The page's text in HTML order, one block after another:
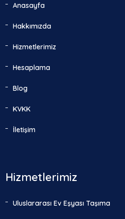
Anasayfa
Hakkımızda
Hizmetlerimiz
Hesaplama
Blog
KVKK
İletişim
Hizmetlerimiz
Uluslararası Ev Eşyası Taşıma